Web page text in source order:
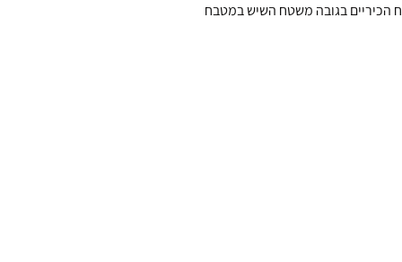
הכיריים בגובה משטח השיש במטבח